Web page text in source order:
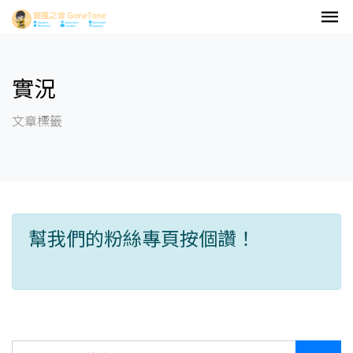
實況
文章標籤
幫我們的粉絲專頁按個讚！